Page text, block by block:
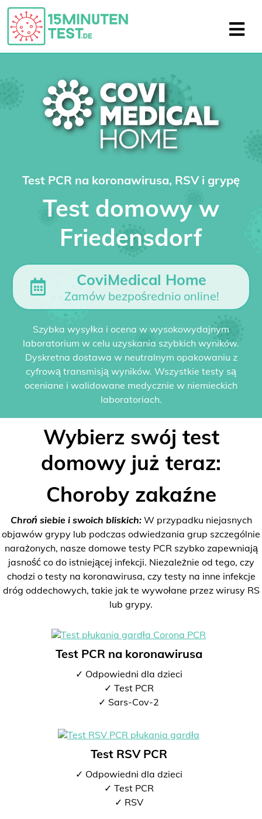
Test PCR na koronawirusa, RSV i grypę
Test domowy w
Friedensdorf
CoviMedical Home
Zamów bezpośrednio online!
Szybka wysyłka i ocena w wysokowydajnym
laboratorium w celu uzyskania szybkich wyników.
Dyskretna dostawa w neutralnym opakowaniu z
cyfrową transmisją wyników. Wszystkie testy są
oceniane i walidowane medycznie w niemieckich
laboratoriach.
Wybierz swój test
domowy już teraz:
Choroby zakaźne
Chroń siebie i swoich bliskich:W przypadku niejasnych
objawów grypy lub podczas odwiedzania grup szczególnie
narażonych, nasze domowe testy PCR szybko zapewniają
jasność co do istniejącej infekcji. Niezależnie od tego, czy
chodzi o testy na koronawirusa, czy testy na inne infekcje
dróg oddechowych, takie jak te wywołane przez wirusy RS
lub grypy.
Test PCR na koronawirusa
✓ Odpowiedni dla dzieci
✓ Test PCR
✓ Sars-Cov-2
Test RSV PCR
✓ Odpowiedni dla dzieci
✓ Test PCR
✓ RSV